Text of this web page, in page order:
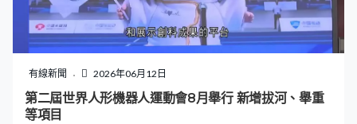
有線新聞 2026年06月12日
第二屆世界人形機器人運動會8月舉行 新增拔河、舉重
等項目